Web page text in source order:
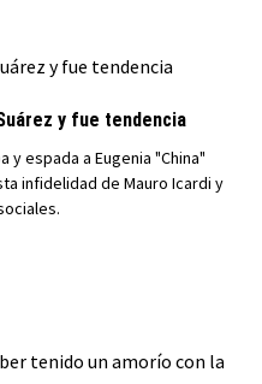
y fue tendencia
y espada a Eugenia "China"
infidelidad de Mauro Icardi y